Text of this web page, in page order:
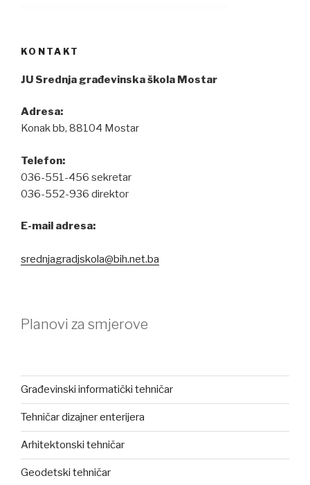
KONTAKT
JU Srednja građevinska škola Mostar
Adresa:
Konak bb, 88104 Mostar
Telefon:
036-551-456 sekretar
036-552-936 direktor
E-mail adresa:
srednjagradjskola@bih.net.ba
Planovi za smjerove
Građevinski informatički tehničar
Tehničar dizajner enterijera
Arhitektonski tehničar
Geodetski tehničar